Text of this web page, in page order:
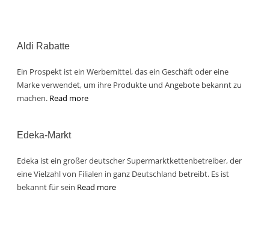
Aldi Rabatte
Ein Prospekt ist ein Werbemittel, das ein Geschäft oder eine
Marke verwendet, um ihre Produkte und Angebote bekannt zu
machen. Read more
Edeka-Markt
Edeka ist ein großer deutscher Supermarktkettenbetreiber, der
eine Vielzahl von Filialen in ganz Deutschland betreibt. Es ist
bekannt für sein Read more